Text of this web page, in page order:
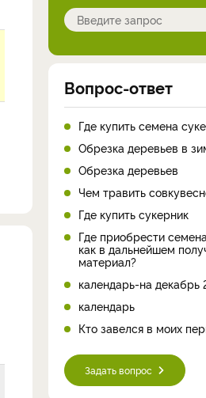
Вопрос-ответ
Где купить семена
Обрезка деревьев в
Обрезка деревьев
Чем травить
Где купить сукерник
Где приобрести
как в дальнейшем
материал?
календарь-на декабрь
календарь
Кто завелся в моих
Задать вопрос